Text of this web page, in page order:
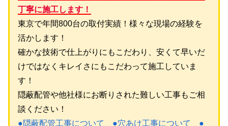
丁寧に施工します！
東京で年間800台の取付実績！様々な現場の経験を
活かします！
確かな技術で仕上がりにもこだわり、安くて早いだ
けではなくキレイさにもこだわって施工していま
す！
隠蔽配管や他社様にお断りされた難しい工事もご相
談ください！
●隠蔽配管工事について
●穴あけ工事について
●